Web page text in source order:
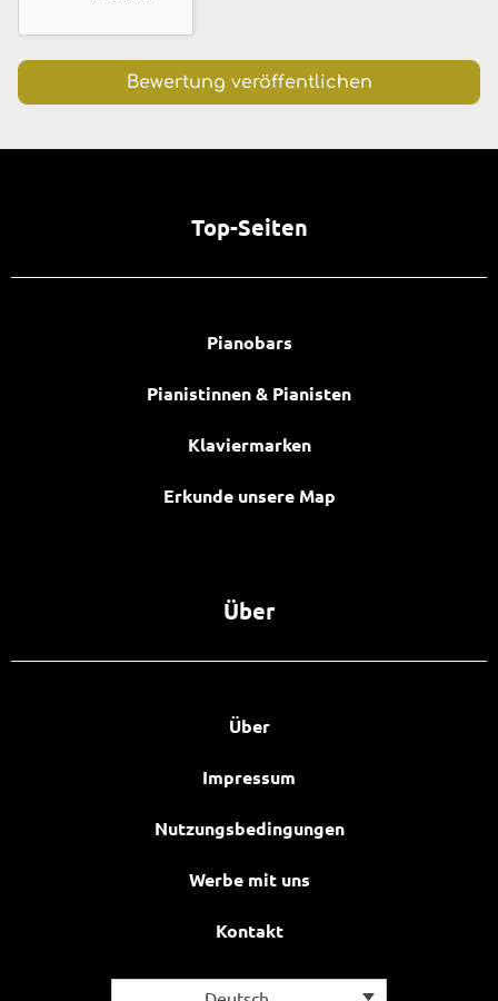
Top-Seiten
Pianobars
Pianistinnen & Pianisten
Klaviermarken
Erkunde unsere Map
Über
Über
Impressum
Nutzungsbedingungen
Werbe mit uns
Kontakt